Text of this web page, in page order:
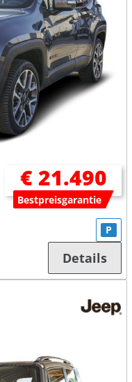
€ 21.490
Bestpreisgarantie
P
Details